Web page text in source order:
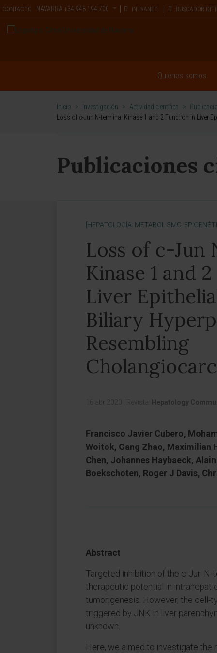
CONTACTO NAVARRA +34 948 194 700 INTRANET BUSCADOR DE
Quiénes somos
Inicio > Investigación > Actividad científica >
Loss of c-Jun N-terminal Kinase 1 and 2 Function in Liver
Publicaciones
[HEPATOLOGÍA: METABOLISMO,
Loss of c-Jun
Kinase 1 and
Liver
Biliary
Resembling
16 abr 2020 Revista: Hepatology
Francisco Javier Cubero,
Woitok, Gang Zhao, Maximilian
Chen, Johannes Haybaeck,
Boekschoten, Roger J Davis,
Abstract
Targeted inhibition of the c-Jun N-
therapeutic potential in
tumorigenesis. However, the cell-
triggered by JNK in liver
unknown.
Here, we aimed to investigate the